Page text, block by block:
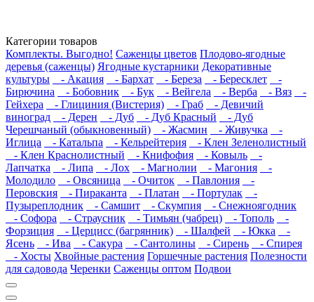
Категории товаров
Комплекты. Выгодно! Саженцы цветов Плодово-ягодные
деревья (саженцы) Ягодные кустарники Декоративные
культуры
- Акация - Бархат - Береза - Бересклет
-
Бирючина
- Бобовник - Бук - Вейгела - Верба - Вяз
-
Гейхера
- Глициния (Вистерия) - Граб
- Девичий
виноград
- Дерен - Дуб - Дуб Красный
- Дуб
Черешчаный (обыкновенный)
- Жасмин - Живучка
-
Иглица
- Катальпа - Кельрейтерия
- Клен Зеленолистный
- Клен Краснолистный
- Книфофия - Ковыль
-
Лапчатка
- Липа - Лох - Магнолии - Магония
-
Молодило
- Овсяница - Очиток - Павлония
-
Перовския
- Пираканта - Платан - Портулак
-
Пузыреплодник
- Самшит - Скумпия
- Снежноягодник
- Софора
- Страусник - Тимьян (чабрец) - Тополь
-
Форзиция
- Церцисс (багрянник) - Шалфей - Юкка
-
Ясень
- Ива - Сакура - Сантолины - Сирень
- Спирея
- Хосты Хвойные растения Горшечные растения Полезности
для садовода Черенки Саженцы оптом Подвои